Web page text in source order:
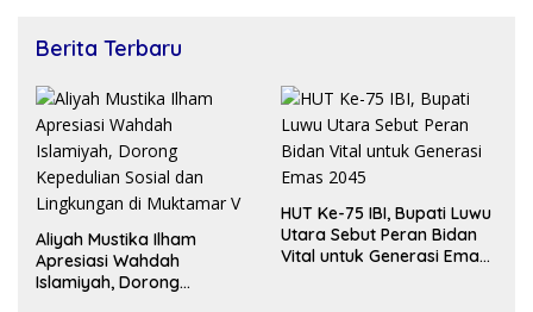
Berita Terbaru
Aliyah Mustika Ilham
Apresiasi Wahdah
Islamiyah, Dorong
HUT Ke-75 IBI, Bupati Luwu
Utara Sebut Peran Bidan
Vital untuk Generasi Emas